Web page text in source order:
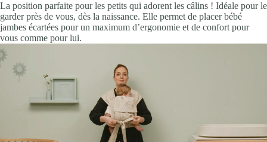
La position parfaite pour les petits qui adorent les câlins ! Idéale pour le
garder près de vous, dès la naissance. Elle permet de placer bébé
jambes écartées pour un maximum d’ergonomie et de confort pour
vous comme pour lui.